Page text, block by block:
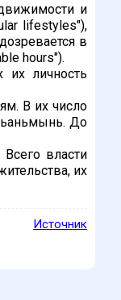
и
lifestyles"),
в
hours").
их личность
В их число
До
власти
их
Источник